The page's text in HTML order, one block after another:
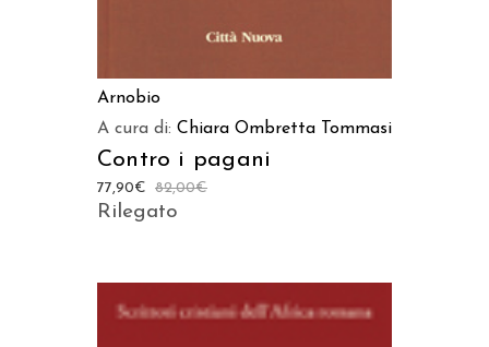
Arnobio
A cura di: Chiara Ombretta Tommasi
Contro i pagani
82,00€
77,90€
Rilegato